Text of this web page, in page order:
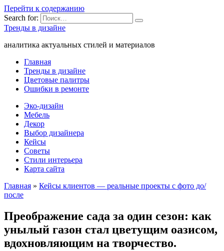
Перейти к содержанию
Search for:
Тренды в дизайне
аналитика актуальных стилей и материалов
Главная
Тренды в дизайне
Цветовые палитры
Ошибки в ремонте
Эко-дизайн
Мебель
Декор
Выбор дизайнера
Кейсы
Советы
Стили интерьера
Карта сайта
Главная » Кейсы клиентов — реальные проекты с фото до/
после
Преображение сада за один сезон: как
унылый газон стал цветущим оазисом,
вдохновляющим на творчество.